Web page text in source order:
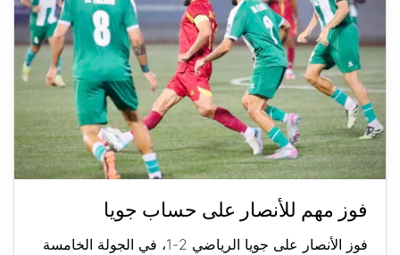
فوز مهم للأنصار على حساب جويا
فوز الأنصار على جويا الرياضي 2-1، في الجولة الخامسة